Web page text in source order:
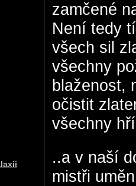
zamčené
Není tedy
všech sil
všechny
blaženost,
očistit
všechny
..a v naší
mistři